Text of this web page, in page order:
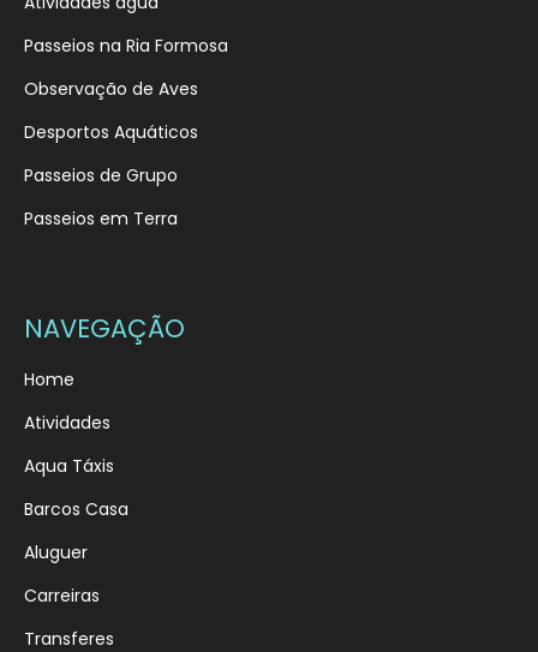
Passeios na Ria Formosa
Observação de Aves
Desportos Aquáticos
Passeios de Grupo
Passeios em Terra
NAVEGAÇÃO
Home
Atividades
Aqua Táxis
Barcos Casa
Aluguer
Carreiras
Transferes